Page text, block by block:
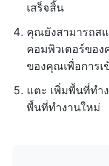
เสร็จสิ้น
คุณยังสามารถส
คอมพิวเตอร์ขอ
ของคุณเพื่อการเ
แตะ เพิ่มพื้นที่ทำ
พื้นที่ทำงานใหม่